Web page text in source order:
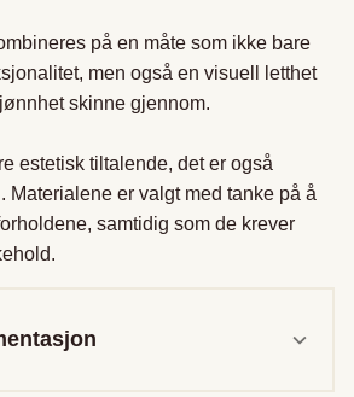
på en måte som ikke bare
men også en visuell letthet
skinne gjennom.
estetisk tiltalende, det er også
Materialene er valgt med tanke på å
samtidig som de krever